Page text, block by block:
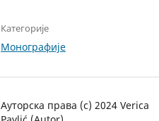
Категорије
Монографије
Ауторска права (c) 2024 Verica